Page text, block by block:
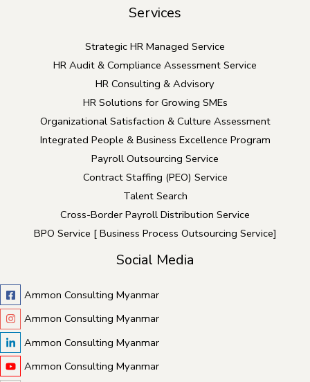
Services
Strategic HR Managed Service
HR Audit & Compliance Assessment Service
HR Consulting & Advisory
HR Solutions for Growing SMEs
Organizational Satisfaction & Culture Assessment
Integrated People & Business Excellence Program
Payroll Outsourcing Service
Contract Staffing (PEO) Service
Talent Search
Cross-Border Payroll Distribution Service
BPO Service [ Business Process Outsourcing Service]
Social Media
Ammon Consulting Myanmar
Ammon Consulting Myanmar
Ammon Consulting Myanmar
Ammon Consulting Myanmar